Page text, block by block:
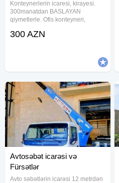
Konteynerlerin icaresi, kirayesi.
300manatdan BASLAYAN
qiymetlerle. Ofis konteyneri,
konteyneri, muhafize kosku, wc
300 AZN
Avtosəbət icarəsi və
Fürsətlər
Avto səbətlərin icarəsi 12 metrdən